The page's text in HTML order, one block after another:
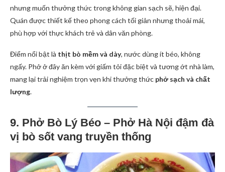
nhưng muốn thưởng thức trong không gian sạch sẽ, hiện đại.
Quán được thiết kế theo phong cách tối giản nhưng thoải mái,
phù hợp với thực khách trẻ và dân văn phòng.
Điểm nổi bật là thịt bò mềm và dày, nước dùng ít béo, không
ngấy. Phở ở đây ăn kèm với giấm tỏi đặc biệt và tương ớt nhà làm,
mang lại trải nghiệm trọn vẹn khi thưởng thức phở sạch và chất
lượng.
9. Phở Bò Lý Béo – Phở Hà Nội đậm đà
vị bò sốt vang truyền thống